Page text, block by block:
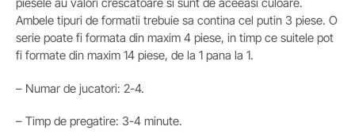
Ambele tipuri de formatii trebuie sa contina cel putin 3 piese. O
serie poate fi formata din maxim 4 piese, in timp ce suitele pot
fi formate din maxim 14 piese, de la 1 pana la 1.
– Numar de jucatori: 2-4.
– Timp de pregatire: 3-4 minute.